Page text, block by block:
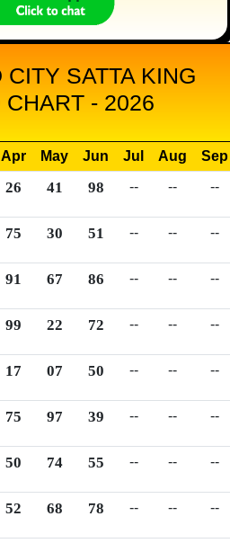
SATTA KING
CHART - 2026
Apr May Jun Jul Aug
Sep
26 41 98 -- -- --
75 30 51 -- -- --
91 67 86 -- -- --
99 22 72 -- -- --
17 07 50 -- -- --
75 97 39 -- -- --
50 74 55 -- -- --
52 68 78 -- -- --